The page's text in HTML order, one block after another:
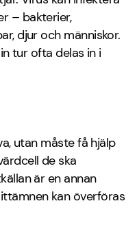
– bakterier,
djur och människor.
tur ofta delas in i
utan måste få hjälp
de ska
är en annan
kan överföras